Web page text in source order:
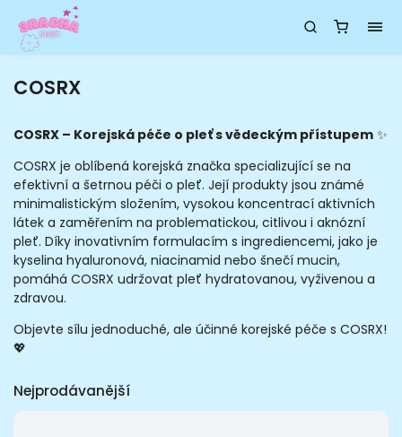
COSRX
COSRX – Korejská péče o pleť s vědeckým přístupem ✨
COSRX je oblíbená korejská značka specializující se na
efektivní a šetrnou péči o pleť. Její produkty jsou známé
minimalistickým složením, vysokou koncentrací aktivních
látek a zaměřením na problematickou, citlivou i aknózní
pleť. Díky inovativním formulacím s ingrediencemi, jako je
kyselina hyaluronová, niacinamid nebo šnečí mucin,
pomáhá COSRX udržovat pleť hydratovanou, vyživenou a
zdravou.
Objevte sílu jednoduché, ale účinné korejské péče s COSRX!
💖
Nejprodávanější